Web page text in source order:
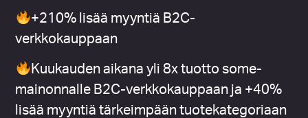
+210% lisää myyntiä B2C-
verkkokauppaan
Kuukauden aikanayli 8x tuotto some-
mainonnalle B2C-verkkokauppaan ja +40%
lisää myyntiä tärkeimpään tuotekategoriaan